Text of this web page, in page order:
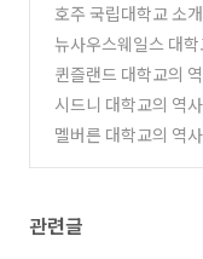
호주 국립대학교 소
건, 복지 및 혜택
(0)
뉴사우스웨일스 대
혜택과 장학금 정보
퀸즐랜드 대학교의
와 혜택
(0)
시드니 대학교의 역
지와 다양한 혜택
(1)
멜버른 대학교의 역
관련글